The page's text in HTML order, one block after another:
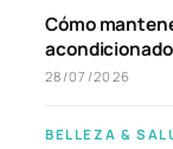
Cómo
acondicionado
28/07/2026
BELLEZA &